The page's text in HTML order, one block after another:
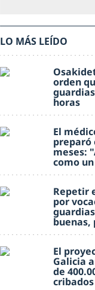
LO MÁS LEÍDO
orden
horas
El
preparó
meses:
como
Repetir
por
buenas,
El
Galicia
de